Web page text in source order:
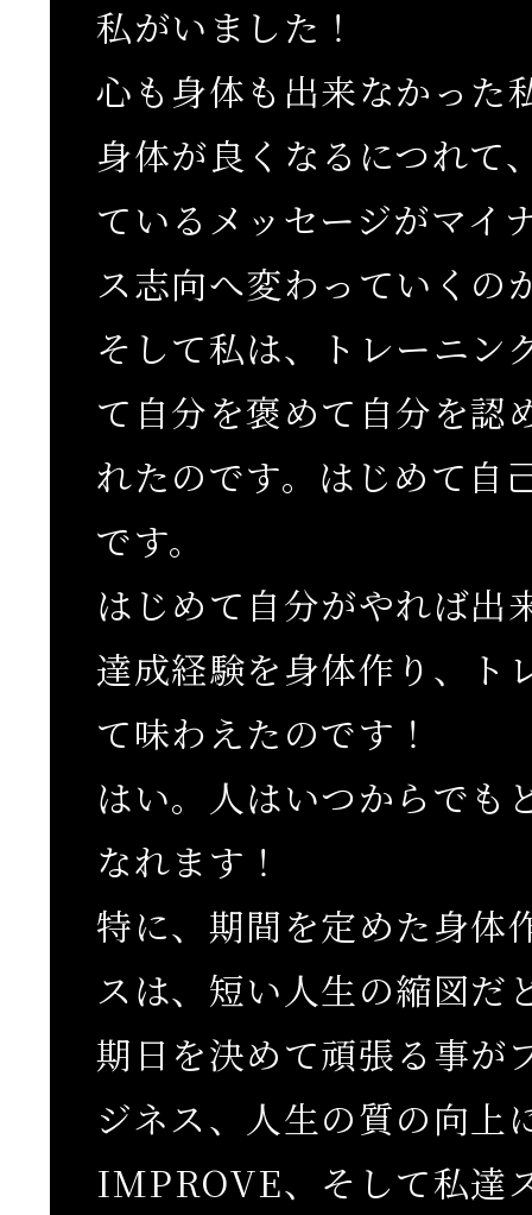
私がいました！
心も身体も出来なかった
身体が良くなるにつれて
ているメッセージがマイ
ス志向へ変わっていくの
そして私は、トレーニン
て自分を褒めて自分を認
れたのです。はじめて自
です。
はじめて自分がやれば出
達成経験を身体作り、ト
て味わえたのです！
はい。人はいつからでも
なれます！
特に、期間を定めた身体
スは、短い人生の縮図だ
期日を決めて頑張る事が
ジネス、人生の質の向上
IMPROVE、そして私達